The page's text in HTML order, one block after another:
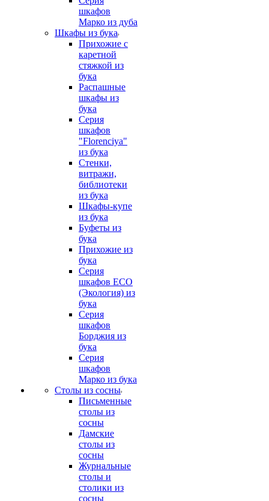
шкафов
Марко из дуба
Шкафы из бука
Прихожие с
каретной
стяжкой из
бука
Распашные
шкафы из
бука
Серия
шкафов
"Florenciya"
из бука
Стенки,
витражи,
библиотеки
из бука
Шкафы-купе
из бука
Буфеты из
бука
Прихожие из
бука
Серия
шкафов ECO
(Экология) из
бука
Серия
шкафов
Борджия из
бука
Серия
шкафов
Марко из бука
Столы из сосны
Письменные
столы из
сосны
Дамские
столы из
сосны
Журнальные
столы и
столики из
сосны